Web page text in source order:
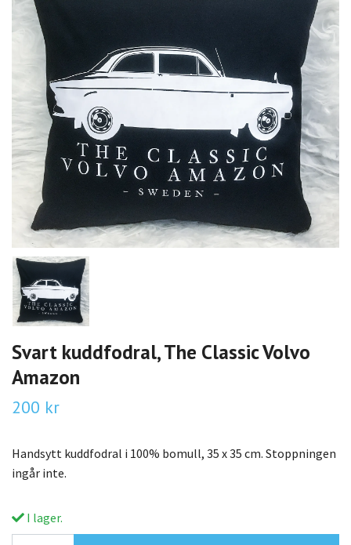
Svart kuddfodral, The Classic Volvo
Amazon
200 kr
Handsytt kuddfodral i 100% bomull, 35 x 35 cm. Stoppningen
ingår inte.
I lager.